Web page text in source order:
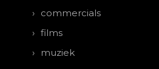
commercials
films
muziek